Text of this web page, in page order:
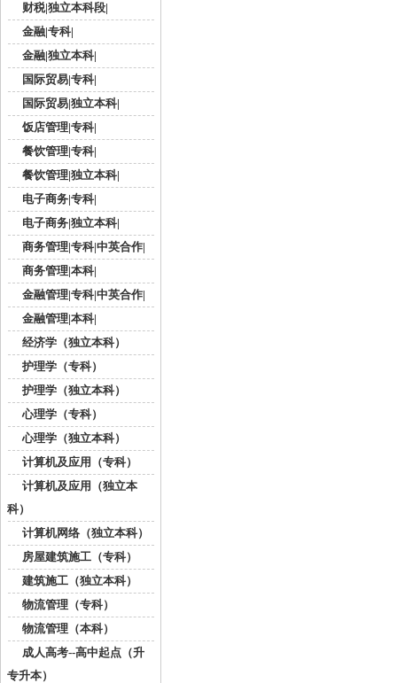
财税|独立本科段|
金融|专科|
金融|独立本科|
国际贸易|专科|
国际贸易|独立本科|
饭店管理|专科|
餐饮管理|专科|
餐饮管理|独立本科|
电子商务|专科|
电子商务|独立本科|
商务管理|专科|中英合作|
商务管理|本科|
金融管理|专科|中英合作|
金融管理|本科|
经济学（独立本科）
护理学（专科）
护理学（独立本科）
心理学（专科）
心理学（独立本科）
计算机及应用（专科）
计算机及应用（独立本
科）
计算机网络（独立本科）
房屋建筑施工（专科）
建筑施工（独立本科）
物流管理（专科）
物流管理（本科）
成人高考--高中起点（升
专升本）